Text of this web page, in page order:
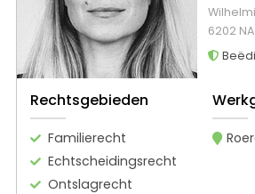
6202
Rechtsgebieden
Familierecht
Echtscheidingsrecht
Ontslagrecht